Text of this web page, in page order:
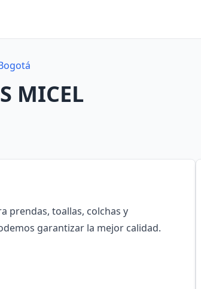
MICEL
prendas, toallas, colchas y
garantizar la mejor calidad.